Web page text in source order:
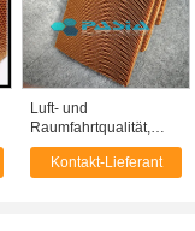
Luft- und
Raumfahrtqualität,
hergestellt aus mit
Aramidfaser-
Kontakt-Lieferant